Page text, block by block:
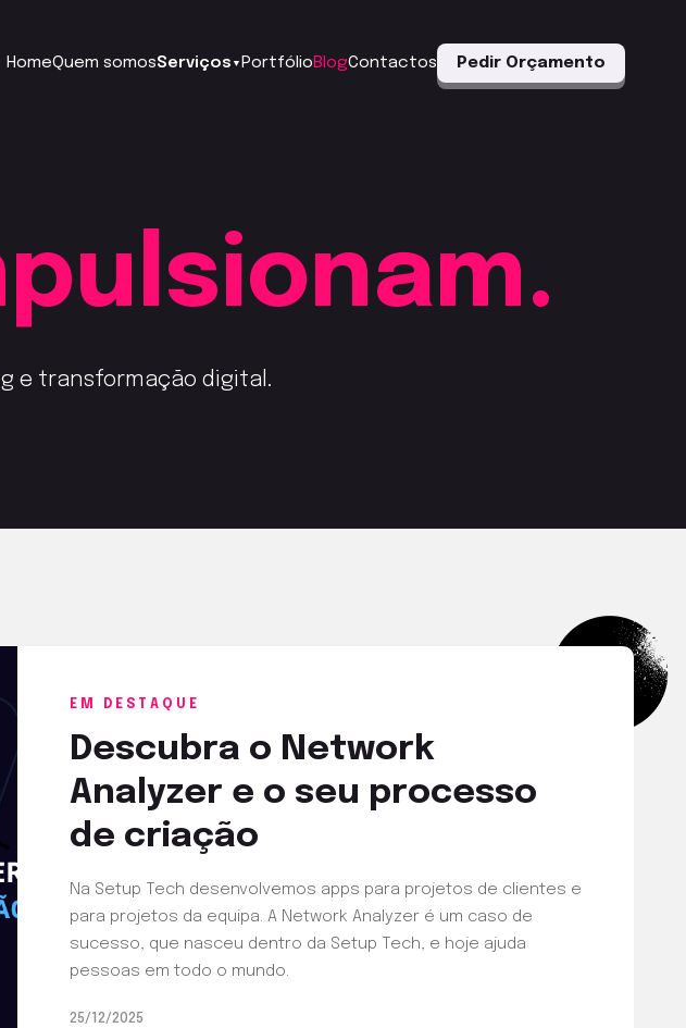
HomeQuem somosServiços ▼ PortfólioBlogContactos Pedir Orçamento
e transformação digital.
EM DESTAQUE
Descubra o Network
Analyzer e o seu processo
de criação
Na Setup Tech desenvolvemos apps para projetos de clientes e
para projetos da equipa. A Network Analyzer é um caso de
sucesso, que nasceu dentro da Setup Tech, e hoje ajuda
pessoas em todo o mundo.
25/12/2025